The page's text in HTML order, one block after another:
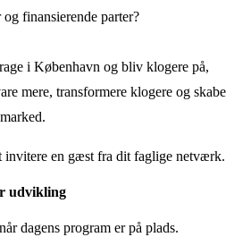
finansierende parter?
i København og bliv klogere på,
mere, transformere klogere og skabe
invitere en gæst fra dit faglige netværk.
udvikling
dagens program er på plads.